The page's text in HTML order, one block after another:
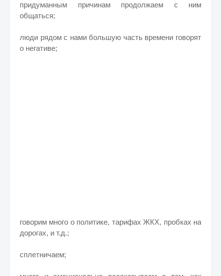
придуманным причинам продолжаем с ним
общаться;
люди рядом с нами большую часть времени говорят
о негативе;
говорим много о политике, тарифах ЖКХ, пробках на
дорогах, и т.д.;
сплетничаем;